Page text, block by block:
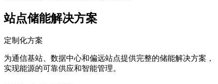
站点储能解决方案
定制化方案
为通信基站、数据中心和偏远站点提供完整的储能解决方案，
实现能源的可靠供应和智能管理。